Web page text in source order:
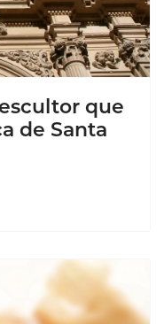
que
de Santa